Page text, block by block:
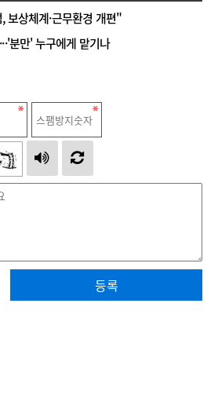
보상체계·근무환경 개편"
분만' 누구에게 맡기나
등록